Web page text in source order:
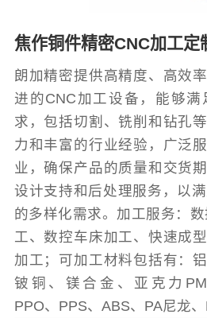
焦作铜件精密CNC加工定
朗加精密提供高精度、高效
进的CNC加工设备，能够
求，包括切割、铣削和钻孔
力和丰富的行业经验，广泛
业，确保产品的质量和交货
设计支持和后处理服务，以
的多样化需求。加工服务：
工、数控车床加工、快速成
加工；可加工材料包括有：
铍铜、镁合金、亚克力
PPO、PPS、ABS、PA尼龙、